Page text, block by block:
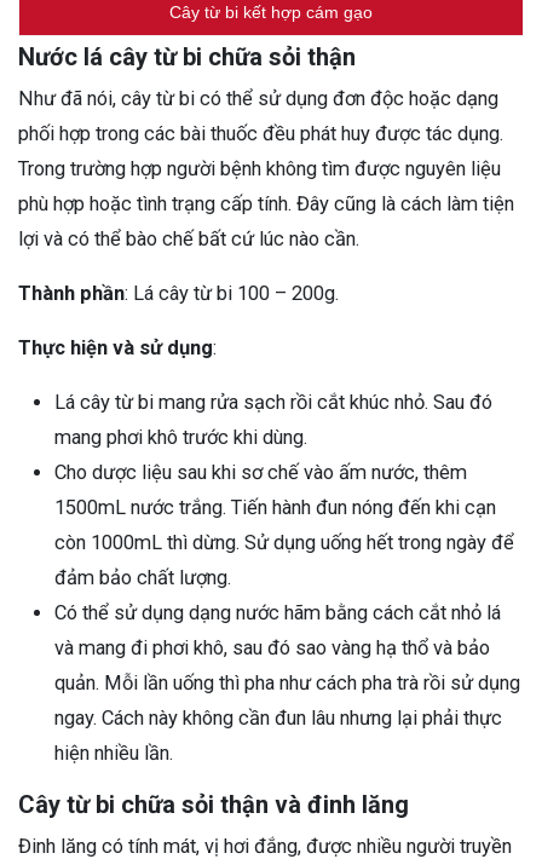
Cây từ bi kết hợp cám gạo
Nước lá cây từ bi chữa sỏi thận
Như đã nói, cây từ bi có thể sử dụng đơn độc hoặc dạng
phối hợp trong các bài thuốc đều phát huy được tác dụng.
Trong trường hợp người bệnh không tìm được nguyên liệu
phù hợp hoặc tình trạng cấp tính. Đây cũng là cách làm tiện
lợi và có thể bào chế bất cứ lúc nào cần.
Thành phần: Lá cây từ bi 100 – 200g.
Thực hiện và sử dụng:
Lá cây từ bi mang rửa sạch rồi cắt khúc nhỏ. Sau đó
mang phơi khô trước khi dùng.
Cho dược liệu sau khi sơ chế vào ấm nước, thêm
1500mL nước trắng. Tiến hành đun nóng đến khi cạn
còn 1000mL thì dừng. Sử dụng uống hết trong ngày để
đảm bảo chất lượng.
Có thể sử dụng dạng nước hãm bằng cách cắt nhỏ lá
và mang đi phơi khô, sau đó sao vàng hạ thổ và bảo
quản. Mỗi lần uống thì pha như cách pha trà rồi sử dụng
ngay. Cách này không cần đun lâu nhưng lại phải thực
hiện nhiều lần.
Cây từ bi chữa sỏi thận và đinh lăng
Đinh lăng có tính mát, vị hơi đắng, được nhiều người truyền